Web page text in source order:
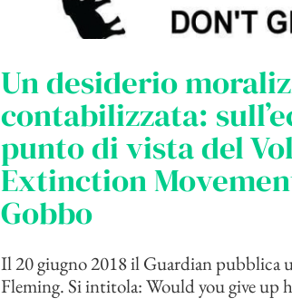
Un desiderio
contabilizzata:
punto di vista del
Extinction
Gobbo
Il 20 giugno 2018 il Guardian pubblica
Fleming. Si intitola: Would you give up